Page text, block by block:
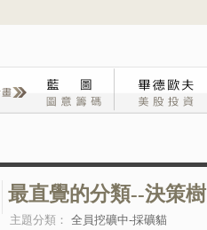
最直覺的分類--決策樹
主題分類： 全員挖礦中-採礦貓